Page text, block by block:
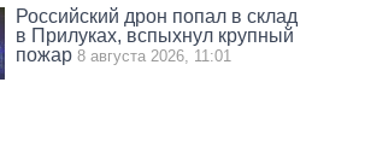
Российский дрон попал в склад
в Прилуках, вспыхнул крупный
пожар 8 августа 2026, 11:01